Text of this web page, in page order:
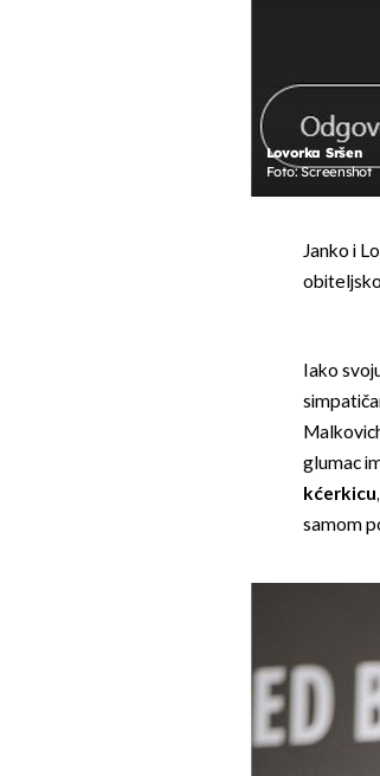
Lovorka Sršen
Foto: Screenshot
Janko i
Iako
glumac
kćerkicu
samom